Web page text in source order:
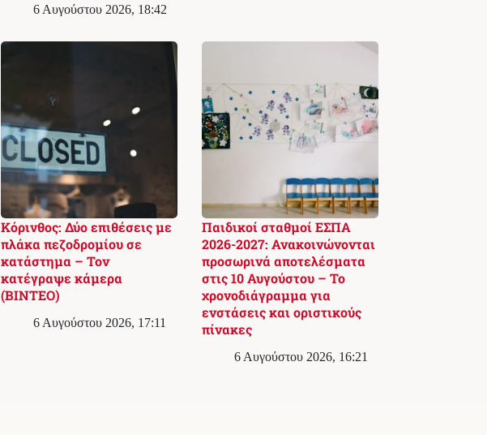
6 Αυγούστου 2026, 18:42
Κόρινθος: Δύο επιθέσεις με
πλάκα πεζοδρομίου σε
κατάστημα – Τον
κατέγραψε κάμερα
(ΒΙΝΤΕΟ)
6 Αυγούστου 2026, 17:11
Παιδικοί σταθμοί ΕΣΠΑ
2026-2027: Ανακοινώνονται
προσωρινά αποτελέσματα
στις 10 Αυγούστου – Το
χρονοδιάγραμμα για
ενστάσεις και οριστικούς
πίνακες
6 Αυγούστου 2026, 16:21